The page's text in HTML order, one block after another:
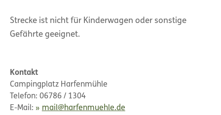
Strecke ist nicht für Kinderwagen oder sonstige
Gefährte geeignet.
Kontakt
Campingplatz Harfenmühle
Telefon: 06786 / 1304
E-Mail:
mail@harfenmuehle.de